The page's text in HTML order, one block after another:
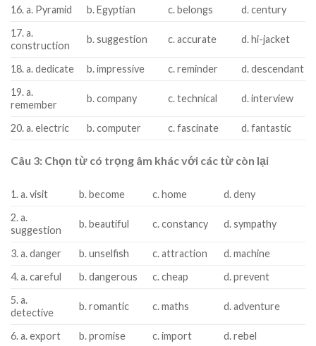
16. a. Pyramid b. Egyptian c. belongs
d. century
17. a.
construction
b. suggestion c. accurate d. hi-jacket
18. a. dedicate b. impressive c. reminder
d. descendant
19. a.
remember
b. company c. technical d. interview
20. a. electric b. computer c. fascinate d. fantastic
Câu 3: Chọn từ có trọng âm khác với các từ còn lại
1. a. visit b. become c. home
d. deny
2. a.
suggestion
b. beautiful c. constancy d. sympathy
3. a. danger b. unselfish c. attraction
d. machine
4. a. careful
b. dangerous c. cheap
d. prevent
5. a.
detective
b. romantic c. maths d. adventure
6. a. export b. promise c. import
d. rebel